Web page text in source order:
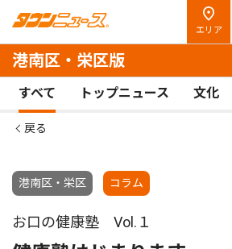
エリア
港南区・栄区版
すべて トップニュース 文化
戻る
港南区・栄区 コラム
お口の健康塾 Vol.１